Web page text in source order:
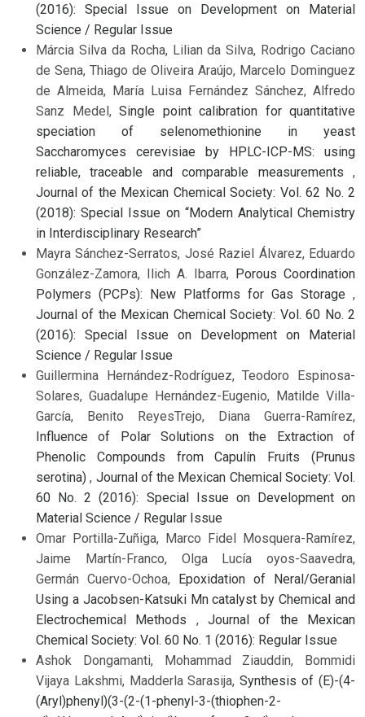
(2016): Special Issue on Development on Material
Science / Regular Issue
Márcia Silva da Rocha, Lilian da Silva, Rodrigo Caciano
de Sena, Thiago de Oliveira Araújo, Marcelo Dominguez
de Almeida, María Luisa Fernández Sánchez, Alfredo
Sanz Medel, Single point calibration for quantitative
speciation of selenomethionine in yeast
Saccharomyces cerevisiae by HPLC-ICP-MS: using
reliable, traceable and comparable measurements ,
Journal of the Mexican Chemical Society: Vol. 62 No. 2
(2018): Special Issue on “Modern Analytical Chemistry
in Interdisciplinary Research”
Mayra Sánchez-Serratos, José Raziel Álvarez, Eduardo
González-Zamora, Ilich A. Ibarra, Porous Coordination
Polymers (PCPs): New Platforms for Gas Storage ,
Journal of the Mexican Chemical Society: Vol. 60 No. 2
(2016): Special Issue on Development on Material
Science / Regular Issue
Guillermina Hernández-Rodríguez, Teodoro Espinosa-
Solares, Guadalupe Hernández-Eugenio, Matilde Villa-
García, Benito ReyesTrejo, Diana Guerra-Ramírez,
Influence of Polar Solutions on the Extraction of
Phenolic Compounds from Capulín Fruits (Prunus
serotina), Journal of the Mexican Chemical Society: Vol.
60 No. 2 (2016): Special Issue on Development on
Material Science / Regular Issue
Omar Portilla-Zuñiga, Marco Fidel Mosquera-Ramírez,
Jaime Martín-Franco, Olga Lucía oyos-Saavedra,
Germán Cuervo-Ochoa,
Epoxidation of Neral/Geranial
Using a Jacobsen-Katsuki Mn catalyst by Chemical and
Electrochemical Methods ,Journal of the Mexican
Chemical Society: Vol. 60 No. 1 (2016): Regular Issue
Ashok Dongamanti, Mohammad Ziauddin, Bommidi
Vijaya Lakshmi, Madderla Sarasija,Synthesis of (E)-(4-
(Aryl)phenyl)(3-(2-(1-phenyl-3-(thiophen-2-